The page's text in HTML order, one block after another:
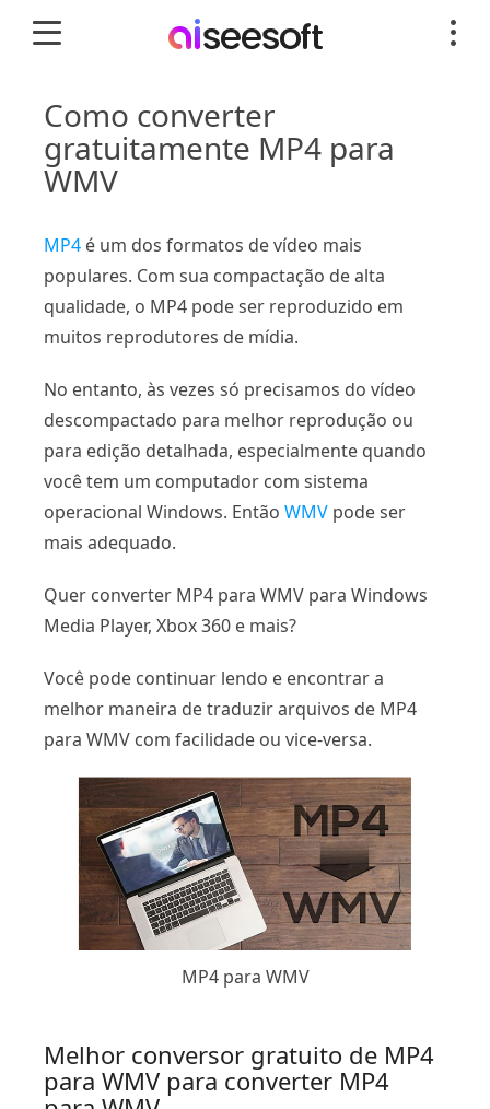
Como converter
gratuitamente MP4 para
WMV
MP4 é um dos formatos de vídeo mais
populares. Com sua compactação de alta
qualidade, o MP4 pode ser reproduzido em
muitos reprodutores de mídia.
No entanto, às vezes só precisamos do vídeo
descompactado para melhor reprodução ou
para edição detalhada, especialmente quando
você tem um computador com sistema
operacional Windows. Então WMV pode ser
mais adequado.
Quer converter MP4 para WMV para Windows
Media Player, Xbox 360 e mais?
Você pode continuar lendo e encontrar a
melhor maneira de traduzir arquivos de MP4
para WMV com facilidade ou vice-versa.
MP4 para WMV
Melhor conversor gratuito de MP4
para WMV para converter MP4